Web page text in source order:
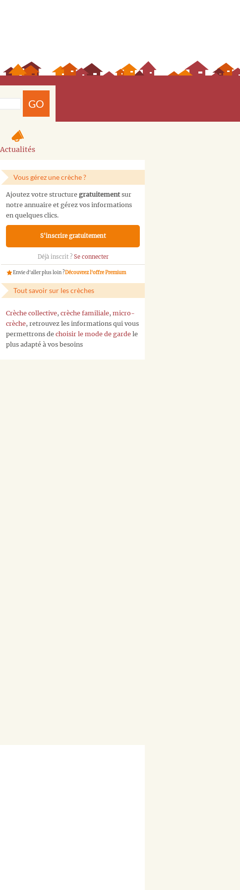
GO
Actualités
Vous gérez une crèche ?
Ajoutez votre structure gratuitementsur
notre annuaire et gérez vos informations
en quelques clics.
S'inscrire gratuitement
Déjà inscrit ? Se connecter
Envie d'aller plus loin ?Découvrez l'offre Premium
Tout savoir sur les crèches
Crèche collective, crèche familiale, micro-
crèche, retrouvez les informations qui vous
permettrons de choisir le mode de garde le
plus adapté à vos besoins